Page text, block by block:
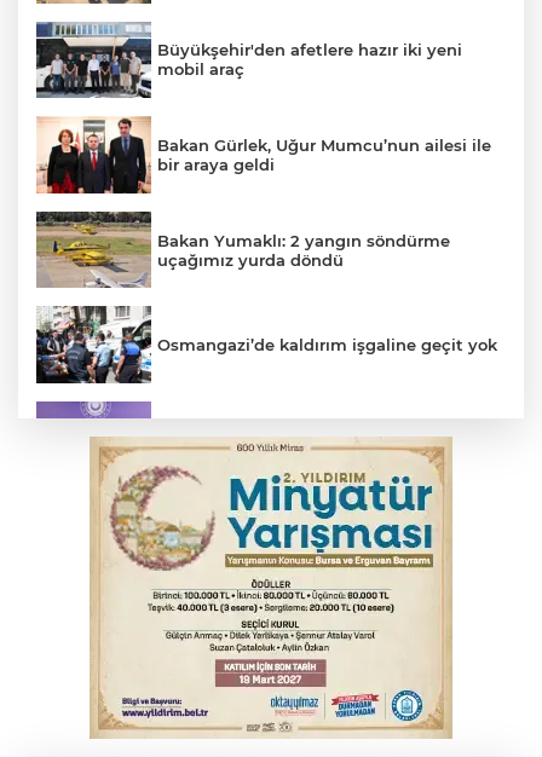
Büyükşehir'den afetlere hazır iki yeni
mobil araç
Bakan Gürlek, Uğur Mumcu’nun ailesi ile
bir araya geldi
Bakan Yumaklı: 2 yangın söndürme
uçağımız yurda döndü
Osmangazi’de kaldırım işgaline geçit yok
milletimize hayırlı olsun
YENİ Parti Genel Başkanı Özel'den
Çerçeve Yasa yorumu
Serbest piyasada altın fiyatları...
Osmangazi’de iş arayanlara destek